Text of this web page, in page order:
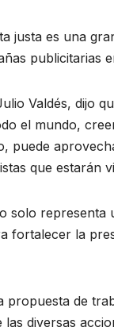
justa es una
publicitarias
Valdés, dijo
el mundo,
puede
que estarán
solo
fortalecer la
propuesta de
las diversas